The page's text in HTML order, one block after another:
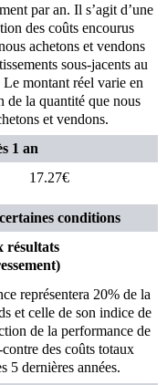
par an. Il s’agit d’une
des coûts encourus
achetons et vendons
sous-jacents au
montant réel varie en
de la quantité que nous
et vendons.
1 an
17.27€
conditions
résultats
représentera 20% de la
et celle de son indice de
de la performance de
des coûts totaux
5 dernières années.